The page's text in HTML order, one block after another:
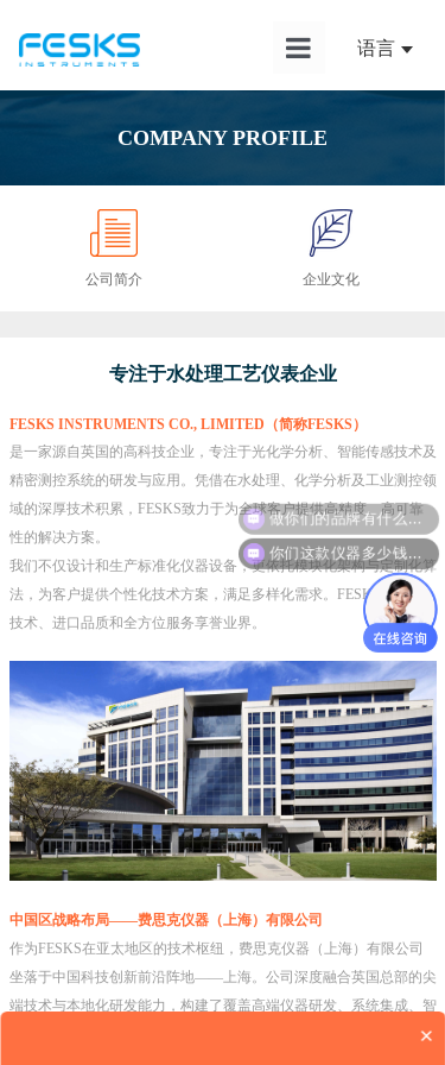
语言
解决方案
应用案例
服务支持
关于我们
COMPANY PROFILE
公司简介 企业文化
专注于水处理工艺仪表企业
是一家源自英国的高科技企业，专注于光化学分析、智能传感技术及
精密测控系统的研发与应用。凭借在水处理、化学分析及工业测控领
域的深厚技术积累，FESKS致力于为全球客户提供高精度、高可靠
性的解决方案。
我们不仅设计和生产标准化仪器设备，更依托模块化架构与定制化算
法，为客户提供个性化技术方案，满足多样化需求。FESKS以创新
技术、进口品质和全方位服务享誉业界。
作为FESKS在亚太地区的技术枢纽，费思克仪器（上海）有限公司
坐落于中国科技创新前沿阵地——上海。公司深度融合英国总部的尖
端技术与本地化研发能力，构建了覆盖高端仪器研发、系统集成、智
FESKS INSTRUMENTS CO., LIMITED（简称FESKS）
中国区战略布局——费思克仪器（上海）有限公司
做你们的品牌有什么政策？
×